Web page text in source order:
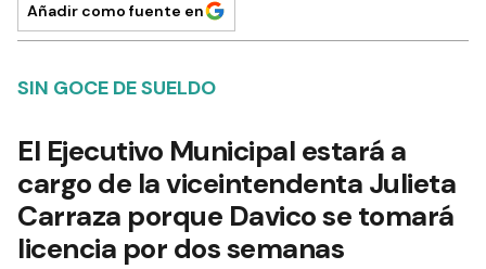
Añadir como fuente en
SIN GOCE DE SUELDO
El Ejecutivo Municipal estará a
cargo de la viceintendenta Julieta
Carraza porque Davico se tomará
licencia por dos semanas